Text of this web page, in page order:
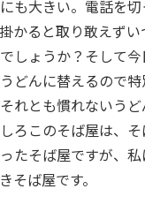
も大きい。電話を
かると取り敢えず
しょうか？そして
どんに替えるので
れとも慣れないう
ろこのそば屋は、
たそば屋ですが、
そば屋です。